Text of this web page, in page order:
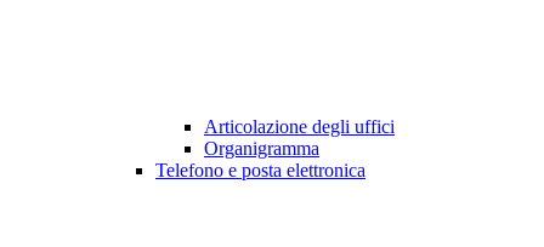
Articolazione degli uffici
Organigramma
Telefono e posta elettronica